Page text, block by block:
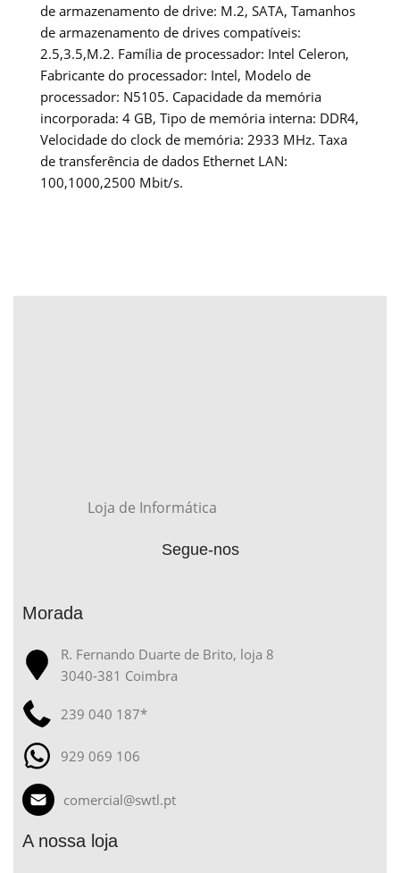
de armazenamento de drive: M.2, SATA, Tamanhos
de armazenamento de drives compatíveis:
2.5,3.5,M.2. Família de processador: Intel Celeron,
Fabricante do processador: Intel, Modelo de
processador: N5105. Capacidade da memória
incorporada: 4 GB, Tipo de memória interna: DDR4,
Velocidade do clock de memória: 2933 MHz. Taxa
de transferência de dados Ethernet LAN:
100,1000,2500 Mbit/s.
Loja de Informática
Segue-nos
Morada
R. Fernando Duarte de Brito, loja 8
3040-381 Coimbra
239 040 187*
929 069 106
comercial@swtl.pt
A nossa loja